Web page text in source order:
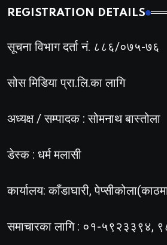
REGISTRATION DETAILS
सूचना विभाग दर्ता नं. ८८६/०७५-७६
सोस मिडिया प्रा.लि.का लागि
अध्यक्ष / सम्पादक : सोमनाथ बास्तोला
डेस्क : धर्म मलासी
कार्यालय: काँडाघारी,
समाचारका लागि : ०१-५९२३३९४,